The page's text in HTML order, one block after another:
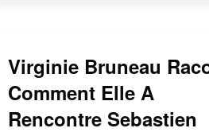
Virginie Bruneau
Comment Elle A
Rencontre Sebastien